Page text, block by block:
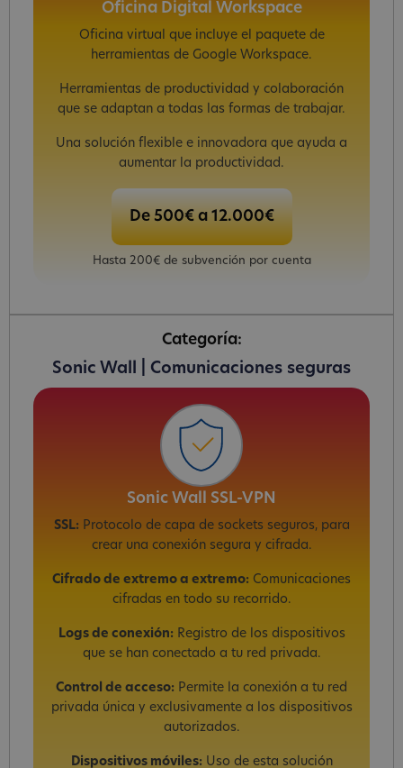
Oficina Digital Workspace
Oficina virtual que incluye el paquete de
herramientas de Google Workspace.
Herramientas de productividad y colaboración
que se adaptan a todas las formas de trabajar.
Una solución flexible e innovadora que ayuda a
aumentar la productividad.
De 500€ a 12.000€
Hasta 200€ de subvención por cuenta
Categoría:
Sonic Wall | Comunicaciones seguras
Sonic Wall SSL-VPN
SSL: Protocolo de capa de sockets seguros, para
crear una conexión segura y cifrada.
Cifrado de extremo a extremo: Comunicaciones
cifradas en todo su recorrido.
Logs de conexión: Registro de los dispositivos
que se han conectado a tu red privada.
Control de acceso: Permite la conexión a tu red
privada única y exclusivamente a los dispositivos
autorizados.
Dispositivos móviles: Uso de esta solución